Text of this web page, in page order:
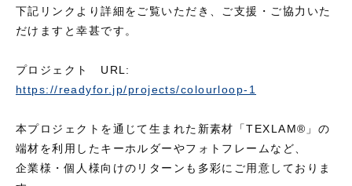
下記リンクより詳細をご覧いただき、ご支援・ご協力いた
だけますと幸甚です。
プロジェクト URL:
https://readyfor.jp/projects/colourloop-1
本プロジェクトを通じて生まれた新素材「TEXLAM®︎」の
端材を利用したキーホルダーやフォトフレームなど、
企業様・個人様向けのリターンも多彩にご用意しておりま